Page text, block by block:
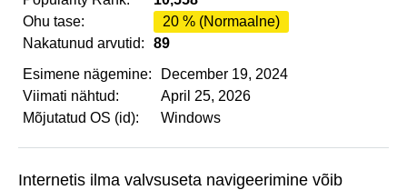
Ohu tase:
20 % (Normaalne)
Nakatunud arvutid:
89
Esimene nägemine:
December 19, 2024
Viimati nähtud:
April 25, 2026
Mõjutatud OS (id):
Windows
Internetis ilma valvsuseta navigeerimine võib